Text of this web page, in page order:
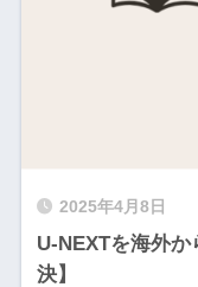
2025年4月8日
U-NEXTを海外
決】